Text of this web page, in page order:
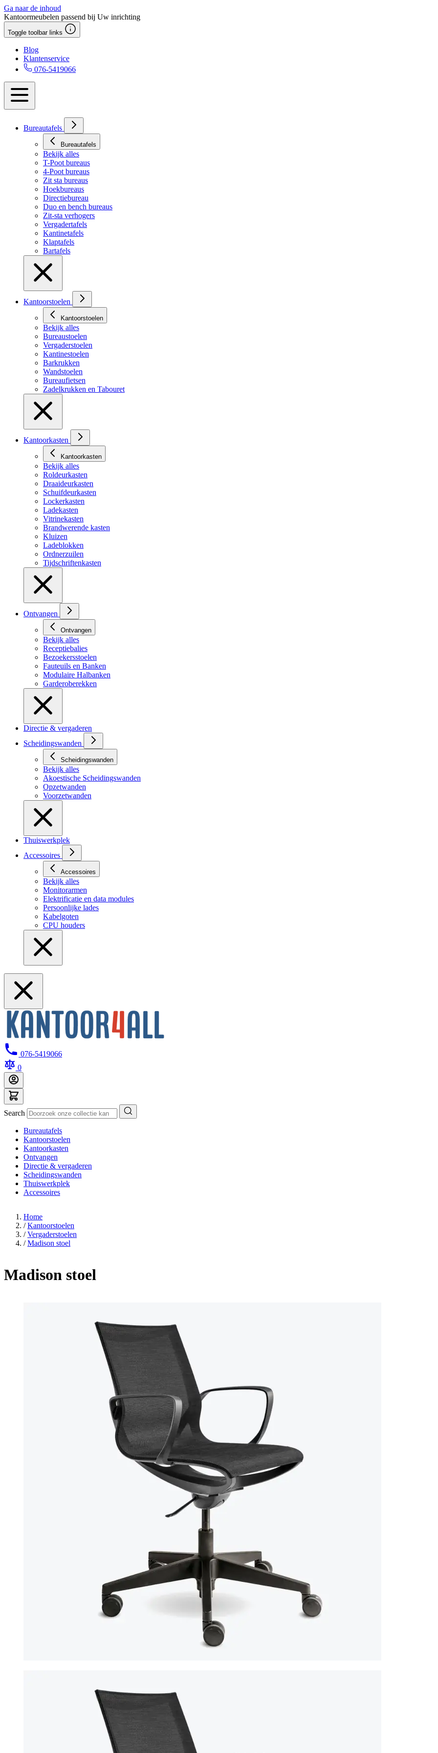
Ga naar de inhoud
Kantoormeubelen passend bij Uw inrichting
Toggle toolbar links
Blog
Klantenservice
076-5419066
Bureautafels
Bureautafels
Bekijk alles
T-Poot bureaus
4-Poot bureaus
Zit sta bureaus
Hoekbureaus
Directiebureau
Duo en bench bureaus
Zit-sta verhogers
Vergadertafels
Kantinetafels
Klaptafels
Bartafels
Kantoorstoelen
Kantoorstoelen
Bekijk alles
Bureaustoelen
Vergaderstoelen
Kantinestoelen
Barkrukken
Wandstoelen
Bureaufietsen
Zadelkrukken en Tabouret
Kantoorkasten
Kantoorkasten
Bekijk alles
Roldeurkasten
Draaideurkasten
Schuifdeurkasten
Lockerkasten
Ladekasten
Vitrinekasten
Brandwerende kasten
Kluizen
Ladeblokken
Ordnerzuilen
Tijdschriftenkasten
Ontvangen
Ontvangen
Bekijk alles
Receptiebalies
Bezoekersstoelen
Fauteuils en Banken
Modulaire Halbanken
Garderoberekken
Directie & vergaderen
Scheidingswanden
Scheidingswanden
Bekijk alles
Akoestische Scheidingswanden
Opzetwanden
Voorzetwanden
Thuiswerkplek
Accessoires
Accessoires
Bekijk alles
Monitorarmen
Elektrificatie en data modules
Persoonlijke lades
Kabelgoten
CPU houders
076-5419066
0
Search
Bureautafels
Kantoorstoelen
Kantoorkasten
Ontvangen
Directie & vergaderen
Scheidingswanden
Thuiswerkplek
Accessoires
Home
/ Kantoorstoelen
/ Vergaderstoelen
/ Madison stoel
Madison stoel